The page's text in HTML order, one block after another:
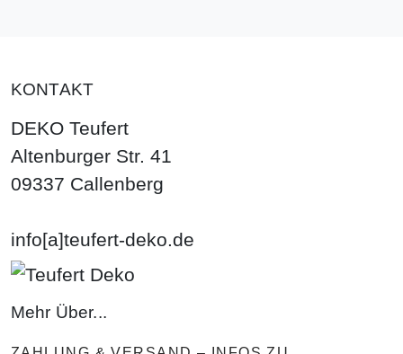
KONTAKT
DEKO Teufert
Altenburger Str. 41
09337 Callenberg
info[a]teufert-deko.de
Mehr Über...